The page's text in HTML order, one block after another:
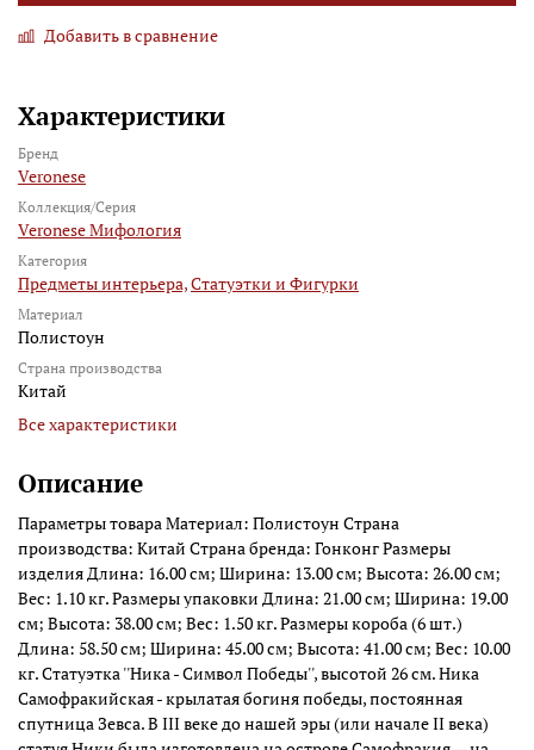
Добавить в сравнение
Характеристики
Бренд
Veronese
Коллекция/Серия
Veronese Мифология
Категория
Предметы интерьера,Статуэтки и Фигурки
Материал
Полистоун
Страна производства
Китай
Все характеристики
Описание
Параметры товара Материал: Полистоун Страна
производства: Китай Страна бренда: Гонконг Размеры
изделия Длина: 16.00 см; Ширина: 13.00 см; Высота: 26.00 см;
Вес: 1.10 кг. Размеры упаковки Длина: 21.00 см; Ширина: 19.00
см; Высота: 38.00 см; Вес: 1.50 кг. Размеры короба (6 шт.)
Длина: 58.50 см; Ширина: 45.00 см; Высота: 41.00 см; Вес: 10.00
кг. Статуэтка ''Ника - Символ Победы'', высотой 26 см. Ника
Самофракийская - крылатая богиня победы, постоянная
спутница Зевса. В III веке до нашей эры (или начале II века)